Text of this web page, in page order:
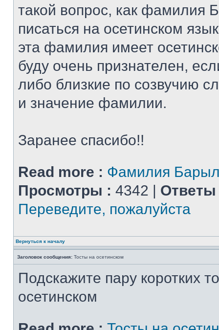
такой вопрос, как фамилия
писаться на осетинском
эта фамилия имеет
буду очень признателен,
либо близкие по созвучию
и значение фамилии.
Заранее спасибо!!
Read more : Фамилия
Просмотры : 4342 | Ответы
Переведите, пожалуйста
Вернуться к началу
Заголовок сообщения: Тосты на осетинском
Подскажите пару коротких
осетинском